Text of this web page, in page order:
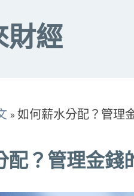
財經
» 如何薪水分配？管理
？管理金錢